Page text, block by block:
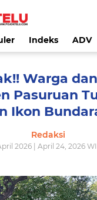
Indeks ADV
Warga
Pasuruan
Ikon
Redaksi
2026 | April 24, 2026